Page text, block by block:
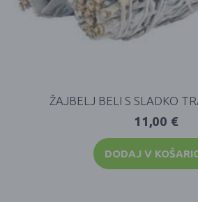
ŽAJBELJ BELI S SLADKO
11,00 €
DODAJ V